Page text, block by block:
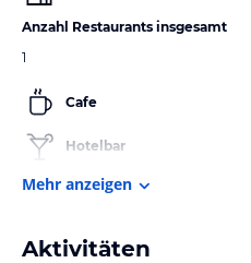
Anzahl Restaurants insgesamt
1
Cafe
Hotelbar
Mehr anzeigen
Aktivitäten